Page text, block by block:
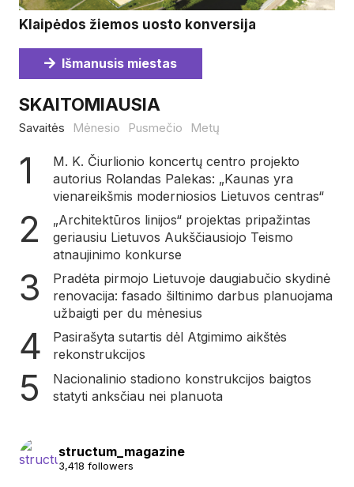
Klaipėdos žiemos uosto konversija
Išmanusis miestas
SKAITOMIAUSIA
Savaitės Mėnesio Pusmečio Metų
M. K. Čiurlionio koncertų centro projekto
autorius Rolandas Palekas: „Kaunas yra
vienareikšmis moderniosios Lietuvos centras“
„Architektūros linijos“ projektas pripažintas
geriausiu Lietuvos Aukščiausiojo Teismo
atnaujinimo konkurse
Pradėta pirmojo Lietuvoje daugiabučio skydinė
renovacija: fasado šiltinimo darbus planuojama
užbaigti per du mėnesius
Pasirašyta sutartis dėl Atgimimo aikštės
rekonstrukcijos
Nacionalinio stadiono konstrukcijos baigtos
statyti anksčiau nei planuota
structum_magazine
3,418 followers